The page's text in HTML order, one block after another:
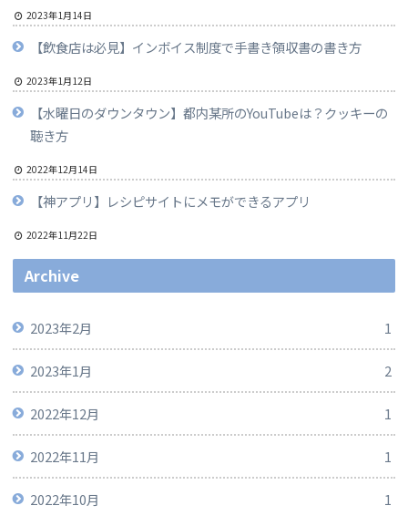
2023年1月14日
【飲食店は必見】インボイス制度で手書き領収書の書き方
2023年1月12日
【水曜日のダウンタウン】都内某所のYouTubeは？クッキーの
聴き方
2022年12月14日
【神アプリ】レシピサイトにメモができるアプリ
2022年11月22日
Archive
2023年2月 1
2023年1月 2
2022年12月 1
2022年11月 1
2022年10月 1